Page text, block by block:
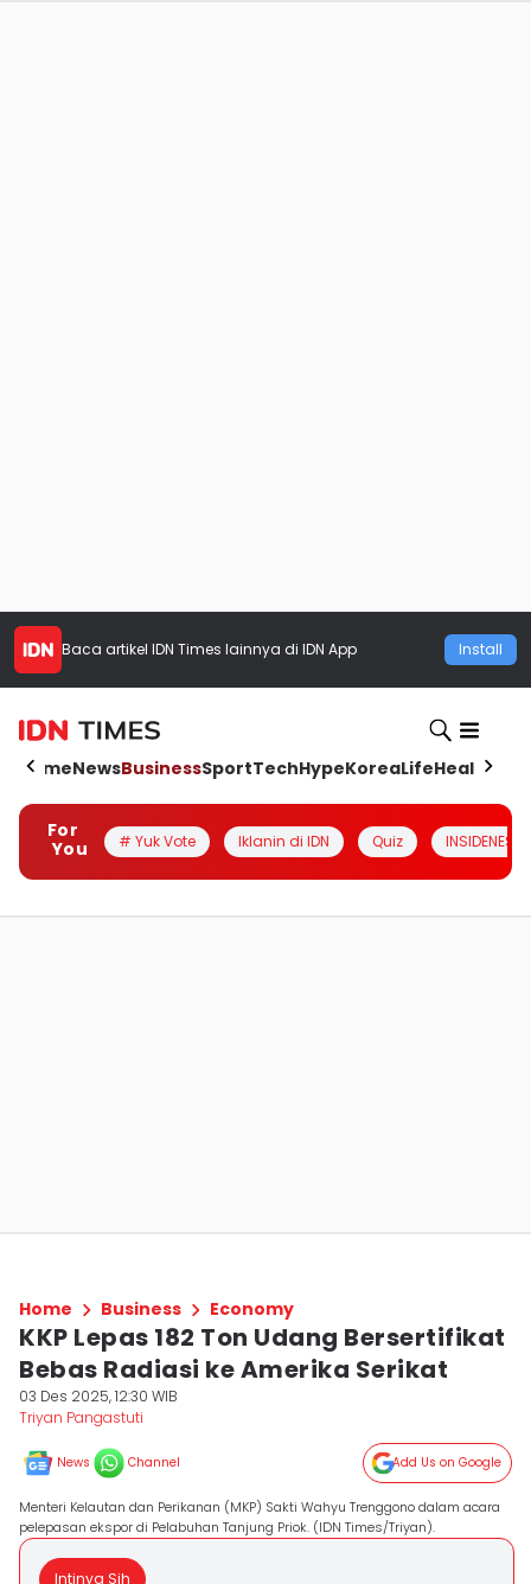
Baca artikel IDN Times lainnya di IDN App Install
HomeNewsBusinessSportTechHypeKoreaLifeHealth
For
You
# Yuk Vote Iklanin di IDN Quiz INSIDENESIA
Home Business Economy
KKP Lepas 182 Ton Udang Bersertifikat
Bebas Radiasi ke Amerika Serikat
03 Des 2025, 12:30 WIB
Triyan Pangastuti
News Channel Add Us on Google
Menteri Kelautan dan Perikanan (MKP) Sakti Wahyu Trenggono dalam acara
pelepasan ekspor di Pelabuhan Tanjung Priok. (IDN Times/Triyan).
Intinya Sih